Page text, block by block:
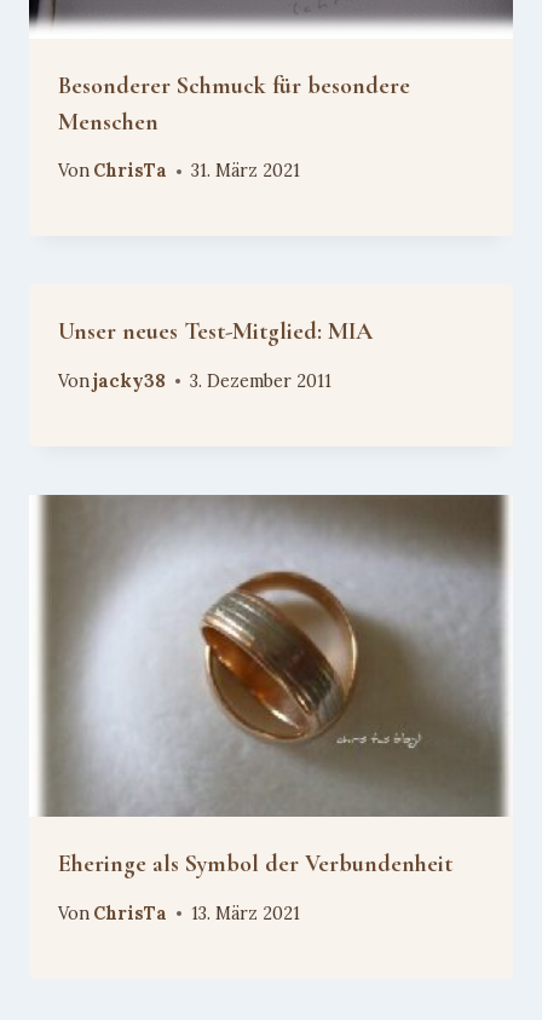
Besonderer Schmuck für besondere
Menschen
Von ChrisTa 31. März 2021
Unser neues Test-Mitglied: MIA
Vonjacky38 3. Dezember 2011
Eheringe als Symbol der Verbundenheit
Von ChrisTa 13. März 2021